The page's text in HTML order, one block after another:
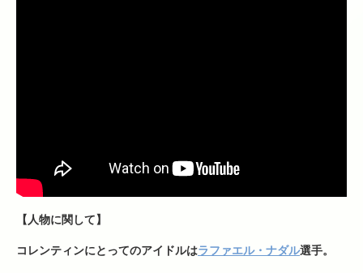
【人物に関して】
コレンティンにとってのアイドルはラファエル・ナダル選手。